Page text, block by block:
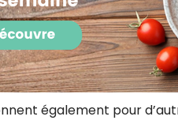
également pour